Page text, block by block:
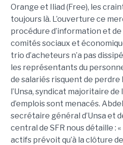
Orange et Iliad (Free), les
toujours là. L’ouverture ce
procédure d’information et
comités sociaux et
trio d’acheteurs n’a pas
les représentants du
de salariés risquent de perdre
l’Unsa, syndicat majoritaire de
d’emplois sont menacés.
secrétaire général d’Unsa et
central de SFR nous détaille :
actifs prévoit qu’à la clôture